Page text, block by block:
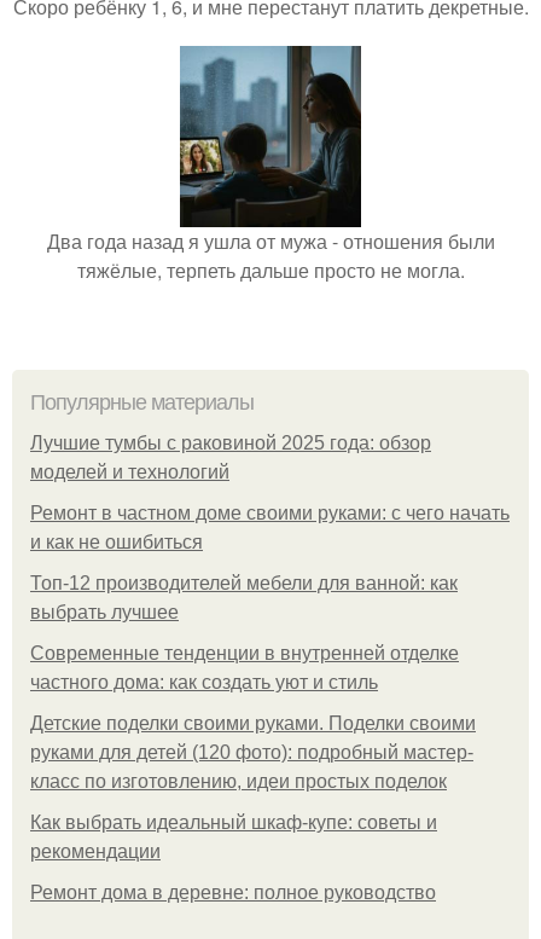
Скоро ребёнку 1, 6, и мне перестанут платить декретные.
Два года назад я ушла от мужа - отношения были
тяжёлые, терпеть дальше просто не могла.
Популярные материалы
Лучшие тумбы с раковиной 2025 года: обзор
моделей и технологий
Ремонт в частном доме своими руками: с чего начать
и как не ошибиться
Топ-12 производителей мебели для ванной: как
выбрать лучшее
Современные тенденции в внутренней отделке
частного дома: как создать уют и стиль
Детские поделки своими руками. Поделки своими
руками для детей (120 фото): подробный мастер-
класс по изготовлению, идеи простых поделок
Как выбрать идеальный шкаф-купе: советы и
рекомендации
Ремонт дома в деревне: полное руководство